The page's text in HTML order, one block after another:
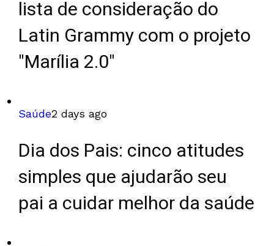
lista de consideração do
Latin Grammy com o projeto
"Marília 2.0"
Saúde2 days ago
Dia dos Pais: cinco atitudes
simples que ajudarão seu
pai a cuidar melhor da saúde